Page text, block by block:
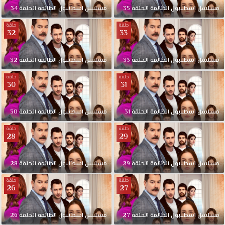
في
أنطاكيا
أولادها
الثلاثة،
تتقاطع
طرقها
طرق
إبن
مدينتها
(آغاه
كاراشي)
الذي
يحتل
مكانة
بارزة
بين
عمالقة
القطاع
مسلسلاسطنبول الظالمةالحلقة35 مسلسلاسطنبول الظالمةالحلقة34
حلقة
33
مسلسلاسطنبول الظالمةالحلقة33
حلقة
32
مسلسلاسطنبول الظالمةالحلقة32
حلقة
31
مسلسلاسطنبول الظالمةالحلقة31
حلقة
30
مسلسلاسطنبول الظالمةالحلقة30
حلقة
29
مسلسلاسطنبول الظالمةالحلقة29
حلقة
28
مسلسلاسطنبول الظالمةالحلقة28
حلقة
27
مسلسلاسطنبول الظالمةالحلقة27
حلقة
26
مسلسلاسطنبول الظالمةالحلقة26